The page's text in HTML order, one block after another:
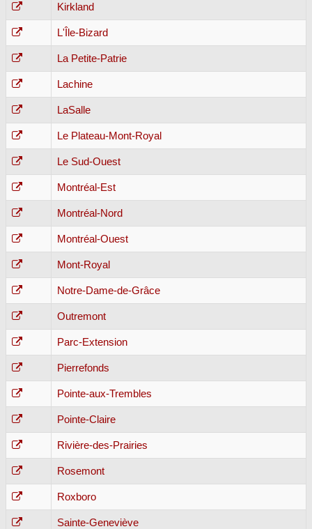
Kirkland
L'Île-Bizard
La Petite-Patrie
Lachine
LaSalle
Le Plateau-Mont-Royal
Le Sud-Ouest
Montréal-Est
Montréal-Nord
Montréal-Ouest
Mont-Royal
Notre-Dame-de-Grâce
Outremont
Parc-Extension
Pierrefonds
Pointe-aux-Trembles
Pointe-Claire
Rivière-des-Prairies
Rosemont
Roxboro
Sainte-Geneviève